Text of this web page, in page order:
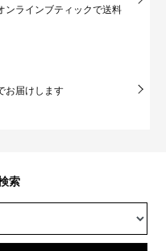
ンラインブティックで送料
お届けします
索